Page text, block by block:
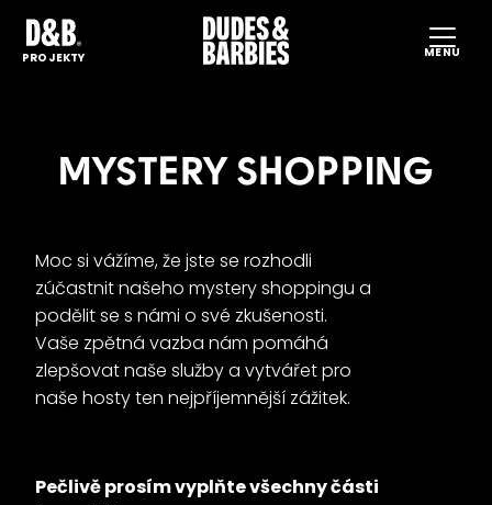
MENU
PROJEKTY
MYSTERY SHOPPING
Moc si vážíme, že jste se rozhodli
zúčastnit našeho mystery shoppingu a
podělit se s námi o své zkušenosti.
Vaše zpětná vazba nám pomáhá
zlepšovat naše služby a vytvářet pro
naše hosty ten nejpříjemnější zážitek.
Pečlivě prosím vyplňte všechny části